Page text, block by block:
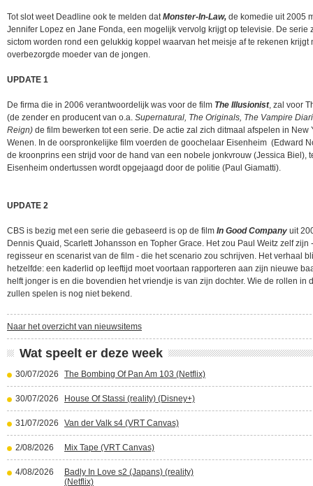
Tot slot weet Deadline ook te melden datMonster-In-Law, de komedie uit 2005
Jennifer Lopez en Jane Fonda, een mogelijk vervolg krijgt op televisie. De serie
sictom worden rond een gelukkig koppel waarvan het meisje af te rekenen krijgt
overbezorgde moeder van de jongen.
UPDATE 1
De firma die in 2006 verantwoordelijk was voor de film The Illusionist, zal voor
(de zender en producent van o.a. Supernatural, The Originals, The Vampire
Reign) de film bewerken tot een serie. De actie zal zich ditmaal afspelen in New
Wenen. In de oorspronkelijke film voerden de goochelaar Eisenheim (Edward
de kroonprins een strijd voor de hand van een nobele jonkvrouw (Jessica Biel),
Eisenheim ondertussen wordt opgejaagd door de politie (Paul Giamatti).
UPDATE 2
CBS is bezig met een serie die gebaseerd is op de film In Good Company uit
Dennis Quaid, Scarlett Johansson en Topher Grace. Het zou Paul Weitz zelf zijn
regisseur en scenarist van de film - die het scenario zou schrijven. Het verhaal
hetzelfde: een kaderlid op leeftijd moet voortaan rapporteren aan zijn nieuwe
helft jonger is en die bovendien het vriendje is van zijn dochter. Wie de rollen in
zullen spelen is nog niet bekend.
Naar het overzicht van nieuwsitems
Wat speelt er deze week
30/07/2026 The Bombing Of Pan Am 103 (Netflix)
30/07/2026 House Of Stassi (reality) (Disney+)
31/07/2026 Van der Valk s4 (VRT Canvas)
2/08/2026 Mix Tape (VRT Canvas)
4/08/2026
Badly In Love s2 (Japans) (reality)
(Netflix)